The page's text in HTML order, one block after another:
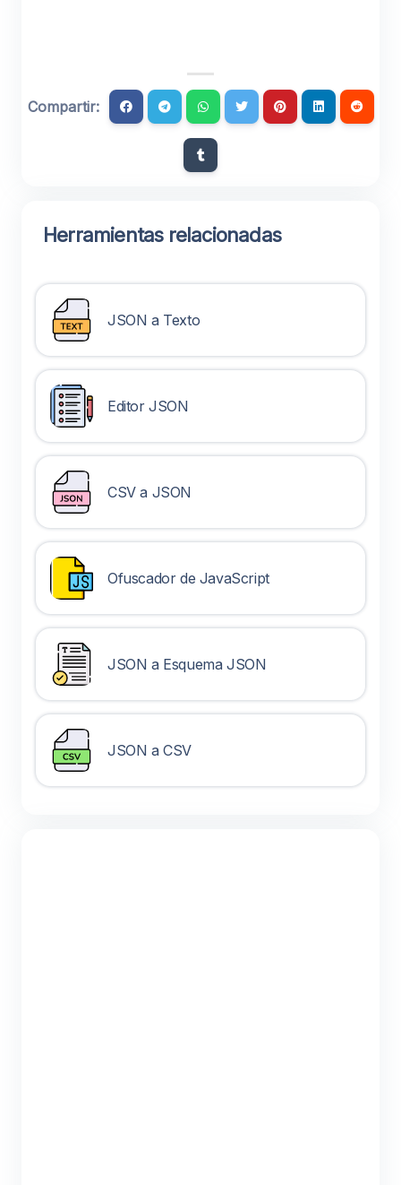
Compartir:
Herramientas relacionadas
JSON a Texto
Editor JSON
CSV a JSON
Ofuscador de JavaScript
JSON a Esquema JSON
JSON a CSV